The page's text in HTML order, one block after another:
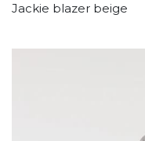
Jackie blazer beige